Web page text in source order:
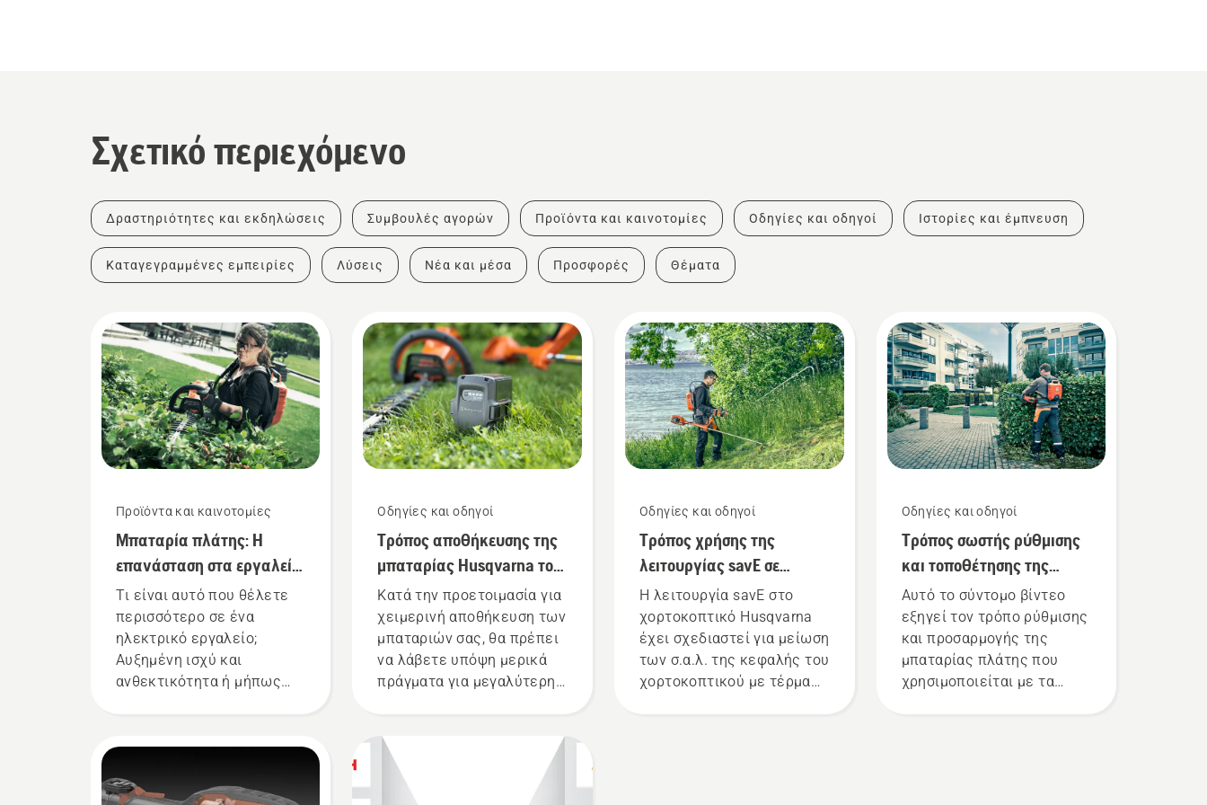
Σχετικό περιεχόμενο
Δραστηριότητες και εκδηλώσεις Συμβουλές αγορών Προϊόντα και καινοτομίες Οδηγίες και οδηγοί Ιστορίες και έμπνευση
Καταγεγραμμένες εμπειρίες Λύσεις Νέα και μέσα Προσφορές Θέματα
Προϊόντα και καινοτομίες
Μπαταρία πλάτης: Η
επανάσταση στα εργαλεία
χειρός με μπαταρία
Τι είναι αυτό που θέλετε
περισσότερο σε ένα
ηλεκτρικό εργαλείο;
Αυξημένη ισχύ και
ανθεκτικότητα ή μήπως
λύση με την μπαταρία
δεν χρειάζεται πλέον να
Οδηγίες και οδηγοί
Τρόπος αποθήκευσης της
μπαταρίας Husqvarna τον
χειμώνα
Κατά την προετοιμασία για
χειμερινή αποθήκευση των
μπαταριών σας, θα πρέπει
να λάβετε υπόψη μερικά
πράγματα για μεγαλύτερη
Οδηγίες και οδηγοί
Τρόπος χρήσης της
λειτουργίας savE σε
χορτοκοπτικό μπαταρίας
Η λειτουργία savE στο
χορτοκοπτικό Husqvarna
έχει σχεδιαστεί για μείωση
των σ.α.λ. της κεφαλής του
χορτοκοπτικού με τέρμα
Οδηγίες και οδηγοί
Τρόπος σωστής ρύθμισης
και τοποθέτησης της
μπαταρίας πλάτης
Αυτό το σύντομο βίντεο
εξηγεί τον τρόπο ρύθμισης
και προσαρμογής της
μπαταρίας πλάτης που
χρησιμοποιείται με τα